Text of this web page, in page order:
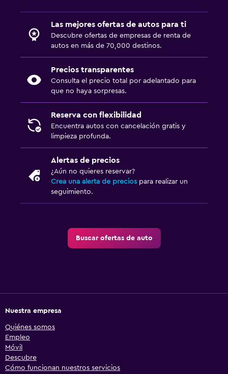
Las mejores ofertas de autos para ti
Descubre ofertas de empresas de renta de
autos en más de 70,000 destinos.
Precios transparentes
Consulta el precio total por adelantado para
que no haya sorpresas.
Reserva con flexibilidad
Encuentra autos con cancelación gratis y
limpieza profunda.
Alertas de precios
¿Aún no quieres reservar?
Crea una alerta de precios para realizar un
seguimiento.
Buscar ofertas de auto
Nuestra empresa
Quiénes somos
Empleo
Móvil
Descubre
Cómo funcionan nuestros servicios